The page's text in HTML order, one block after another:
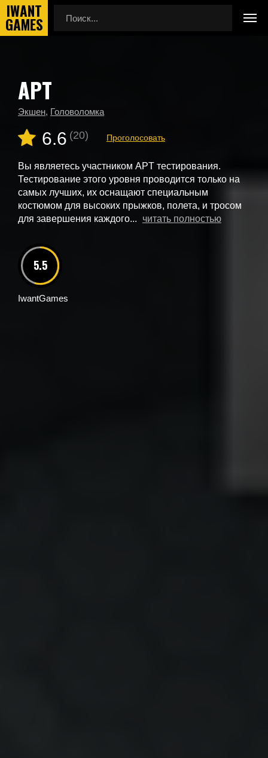
Главная
Новые игры
APT
APT
Экшен, Головоломка
6.6 (20) Проголосовать
Вы являетесь участником APT тестирования.
Тестирование этого уровня проводится только на
самых лучших, их оснащают специальным
костюмом для высоких прыжков, полета, и тросом
для завершения каждого...
читать полностью
5.5
IwantGames